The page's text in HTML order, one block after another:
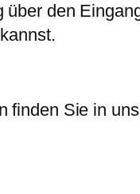
den
finden Sie in